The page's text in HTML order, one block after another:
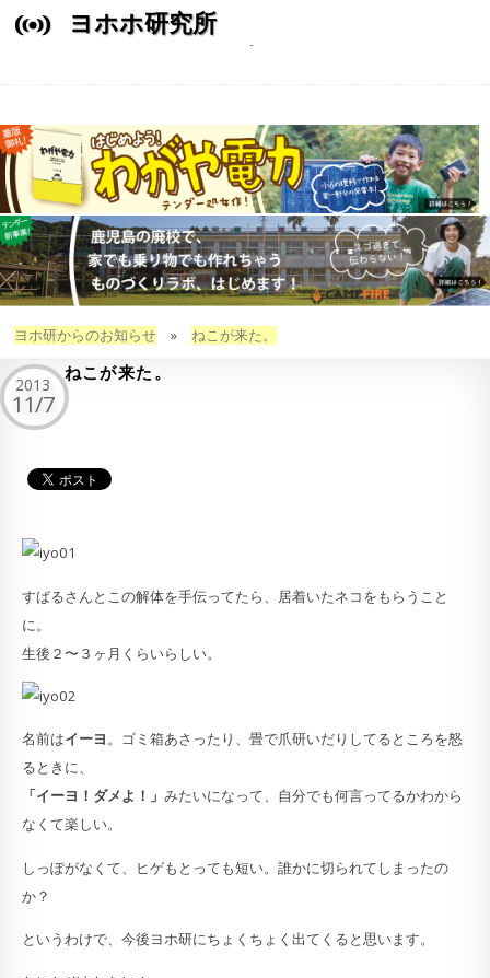
ヨホホ研究所
ヨホ研からのお知らせ» ねこが来た。
ねこが来た。
2013
11/7
すばるさんとこの解体を手伝ってたら、居着いたネコをもらうこと
に。
生後２〜３ヶ月くらいらしい。
名前はイーヨ。ゴミ箱あさったり、畳で爪研いだりしてるところを怒
るときに、
「イーヨ！ダメよ！」 みたいになって、自分でも何言ってるかわから
なくて楽しい。
しっぽがなくて、ヒゲもとっても短い。誰かに切られてしまったの
か？
というわけで、今後ヨホ研にちょくちょく出てくると思います。